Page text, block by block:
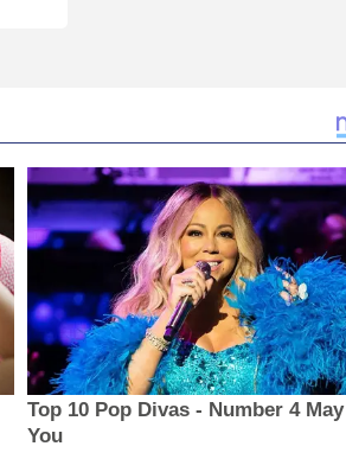
Top 10 Pop Divas - Number 4
You